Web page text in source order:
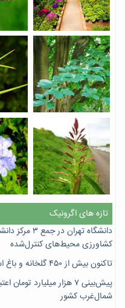
تازه های اگرونیک
دانشگاه
کشاورزی محیط‌های کنترل‌شده
تاکنون بیش از ۴۵۰ گلخانه و باغ استان یزد شناسنامه‌دار شده‌اند
پیش‌بینی ۷‌ هزار میلیارد
شمال‌غرب کشور